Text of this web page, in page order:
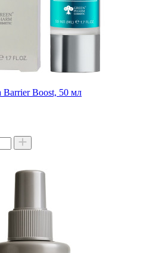
Barrier Boost, 50 мл